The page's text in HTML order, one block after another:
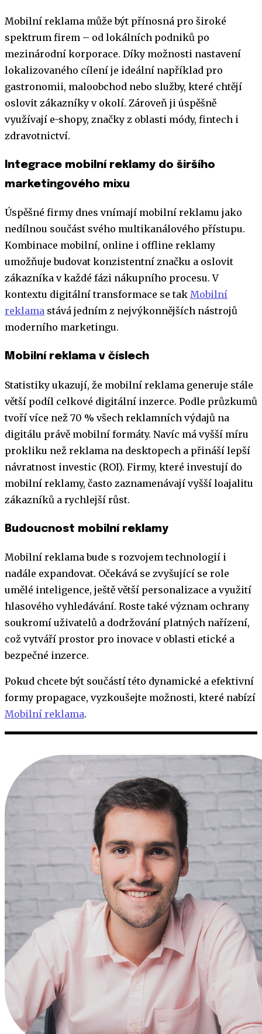
Mobilní reklama může být přínosná pro široké
spektrum firem – od lokálních podniků po
mezinárodní korporace. Díky možnosti nastavení
lokalizovaného cílení je ideální například pro
gastronomii, maloobchod nebo služby, které chtějí
oslovit zákazníky v okolí. Zároveň ji úspěšně
využívají e-shopy, značky z oblasti módy, fintech i
zdravotnictví.
Integrace mobilní reklamy do širšího
marketingového mixu
Úspěšné firmy dnes vnímají mobilní reklamu jako
nedílnou součást svého multikanálového přístupu.
Kombinace mobilní, online i offline reklamy
umožňuje budovat konzistentní značku a oslovit
zákazníka v každé fázi nákupního procesu. V
kontextu digitální transformace se tak Mobilní
reklama stává jedním z nejvýkonnějších nástrojů
moderního marketingu.
Mobilní reklama v číslech
Statistiky ukazují, že mobilní reklama generuje stále
větší podíl celkové digitální inzerce. Podle průzkumů
tvoří více než 70 % všech reklamních výdajů na
digitálu právě mobilní formáty. Navíc má vyšší míru
prokliku než reklama na desktopech a přináší lepší
návratnost investic (ROI). Firmy, které investují do
mobilní reklamy, často zaznamenávají vyšší loajalitu
zákazníků a rychlejší růst.
Budoucnost mobilní reklamy
Mobilní reklama bude s rozvojem technologií i
nadále expandovat. Očekává se zvyšující se role
umělé inteligence, ještě větší personalizace a využití
hlasového vyhledávání. Roste také význam ochrany
soukromí uživatelů a dodržování platných nařízení,
což vytváří prostor pro inovace v oblasti etické a
bezpečné inzerce.
Pokud chcete být součástí této dynamické a efektivní
formy propagace, vyzkoušejte možnosti, které nabízí
Mobilní reklama.